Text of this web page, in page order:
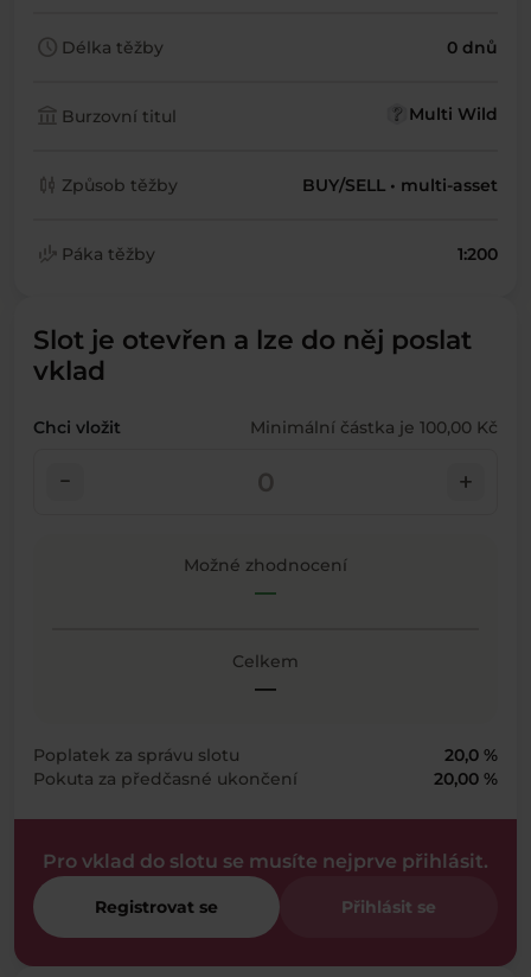
schedule Délka těžby 0 dnů
account_balance Burzovní titul Multi Wild
candlestick_chart Způsob těžby BUY/SELL • multi-asset
finance_mode Páka těžby 1:200
Slot je otevřen a lze do něj poslat
vklad
Chci vložit Minimální částka je 100,00 Kč
check_indeterminate_small add
Možné zhodnocení
—
Celkem
—
Poplatek za správu slotu
20,0 %
Pokuta za předčasné ukončení
20,00 %
Pro vklad do slotu se musíte nejprve přihlásit.
Registrovat se Přihlásit se